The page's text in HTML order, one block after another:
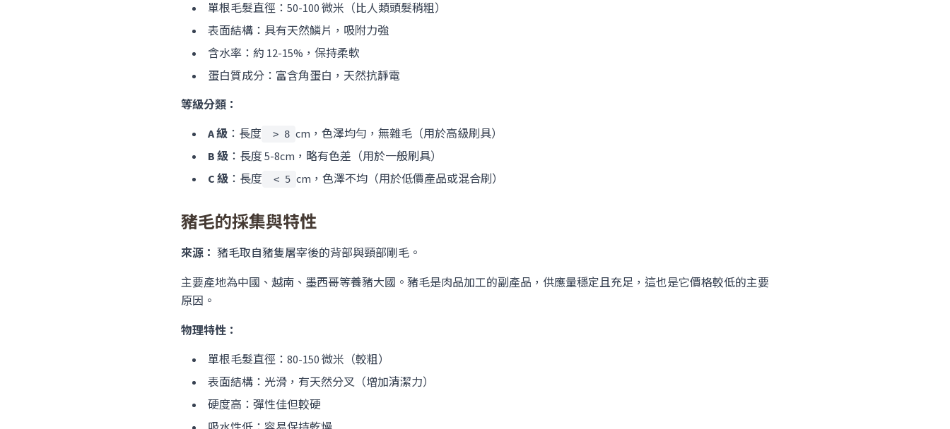
單根毛髮直徑：50-100 微米（比人類頭髮稍粗）
表面結構：具有天然鱗片，吸附力強
含水率：約 12-15%，保持柔軟
蛋白質成分：富含角蛋白，天然抗靜電
等級分類：
A 級 ：長度 > 8 cm，色澤均勻，無雜毛（用於高級刷具）
B 級 ：長度 5-8cm，略有色差（用於一般刷具）
C 級 ：長度 < 5 cm，色澤不均（用於低價產品或混合刷）
豬毛的採集與特性
來源： 豬毛取自豬隻屠宰後的背部與頸部剛毛。
主要產地為中國、越南、墨西哥等養豬大國。豬毛是肉品加工的副產品，供應量穩定且充足，這也是它價格較低的主要
原因。
物理特性：
單根毛髮直徑：80-150 微米（較粗）
表面結構：光滑，有天然分叉（增加清潔力）
硬度高：彈性佳但較硬